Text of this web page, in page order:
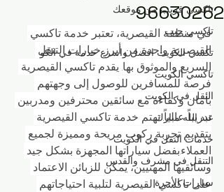
تاكسي قريب من موقعك
تاكسي جيب
تكسي الكويت افضل واسرع خدمه في الكو
تاكسي الكويت
النقل في الكويت
عبد الله مبارك
خدمات النقل في الكويت
التنقل في مشرف والقدس
سيارات الأجرة
96630262
في منطقة القيصرية، تعتبر خدمة تاكسي
القيصرية واحدة من أبرز خيارات التنقل
السريع والموثوق بها. يقدم تاكسي القيصرية
فرصة للمسافرين للوصول إلى وجهتهم
بأمان وكفاءة مع سائقين محترفين ومدربين
تدريباً عالياً. تهتم خدمة تاكسي القيصرية
بتقديم تجربة ركوب مريحة ومميزة لجميع
العملاء.بفضل سياراتها المجهزة بشكل جيد
وسائقيها المهنيين، يمكن للزبائن الاعتماد
على تاكسي القيصرية لتلبية احتياجاتهم